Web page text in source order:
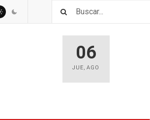
06
JUE,AGO